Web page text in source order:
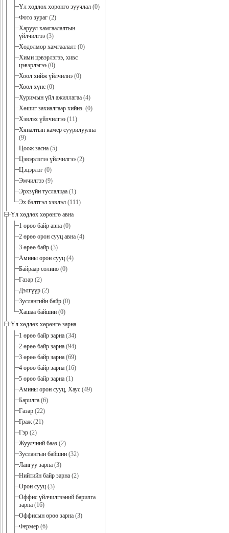
Үл хөдлөх хөрөнгө зуучлал (0)
Фото зураг (2)
Харуул хамгаалалтын
үйлчилгээ (3)
Хөдөлмөр хамгаалалт (0)
Хими цэвэрлэгээ, хивс
цэвэрлэгээ (0)
Хоол хийж үйлчилнэ (0)
Хоол хүнс (0)
Хуримын үйл ажиллагаа (4)
Хөшиг захиалгаар хийнэ. (0)
Хэвлэх үйлчилгээ (11)
Хяналтын камер суурилуулна
(9)
Цоож засна (5)
Цэвэрлэгээ үйлчилгээ (2)
Цэцэрлэг (0)
Эмчилгээ (9)
Эрхзүйн туслалцаа (1)
Эх бэлтгэл хэвлэл (111)
Үл хөдлөх хөрөнгө авна
1 өрөө байр авна (0)
2 өрөө орон сууц авна (4)
3 өрөө байр (3)
Амины орон сууц (4)
Байраар солино (0)
Газар (2)
Дэлгүүр (2)
Зуслангийн байр (0)
Хашаа байшин (0)
Үл хөдлөх хөрөнгө зарна
1 өрөө байр зарна (34)
2 өрөө байр зарна (94)
3 өрөө байр зарна (69)
4 өрөө байр зарна (16)
5 өрөө байр зарна (1)
Амины орон сууц, Хаус (49)
Барилга (6)
Газар (22)
Граж(21)
Гэр (2)
Жуулчний бааз (2)
Зуслангын байшин (32)
Лангуу зарна (3)
Нийтийн байр зарна (2)
Орон сууц (3)
Оффис үйлчилгээний барилга
зарна (16)
Оффисын өрөө зарна (3)
Фермер (6)